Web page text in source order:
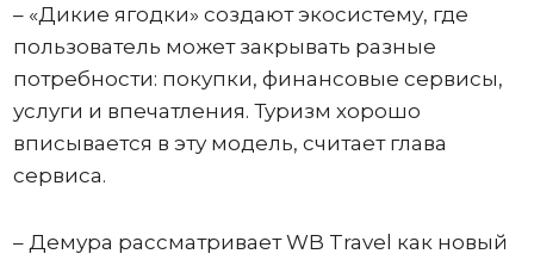
– «Дикие ягодки» создают экосистему, где
пользователь может закрывать разные
потребности: покупки, финансовые сервисы,
услуги и впечатления. Туризм хорошо
вписывается в эту модель, считает глава
сервиса.
– Демура рассматривает WB Travel как новый